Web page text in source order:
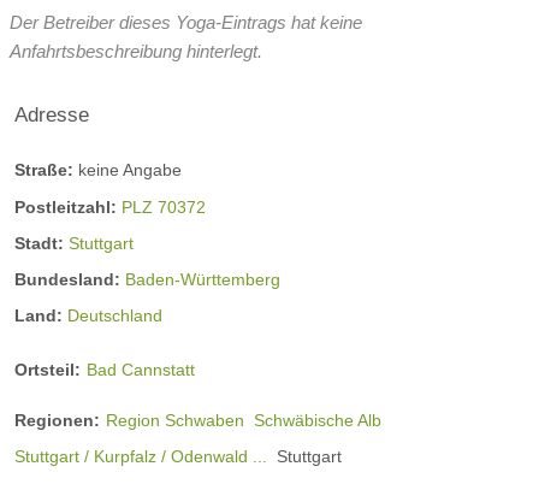
Der Betreiber dieses Yoga-Eintrags hat keine
Anfahrtsbeschreibung hinterlegt.
Adresse
Straße: keine Angabe
Postleitzahl: PLZ 70372
Stadt: Stuttgart
Bundesland: Baden-Württemberg
Land: Deutschland
Ortsteil: Bad Cannstatt
Regionen: Region Schwaben Schwäbische Alb
Stuttgart / Kurpfalz / Odenwald ...
Stuttgart